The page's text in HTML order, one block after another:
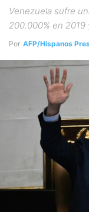
Venezuela sufre
200.000% en
Por AFP/Hispanos